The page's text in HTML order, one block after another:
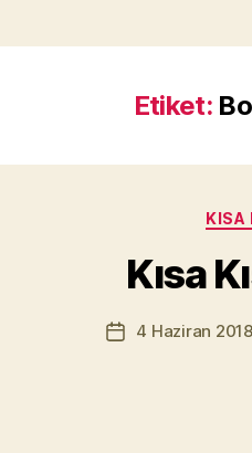
Etiket:
KISA
Kısa
Yazı4 Haziran 2018